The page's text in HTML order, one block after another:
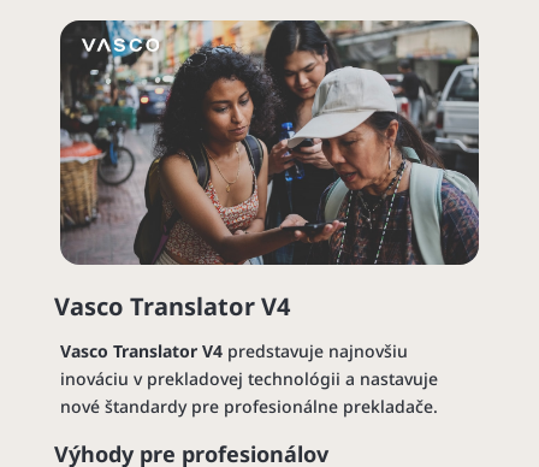
Vasco Translator V4
Vasco Translator V4predstavuje najnovšiu
inováciu v prekladovej technológii a nastavuje
nové štandardy pre profesionálne prekladače.
Výhody pre profesionálov